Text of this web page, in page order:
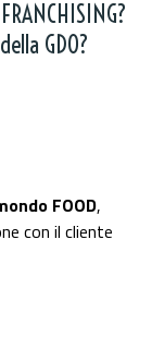
GDO?
FOOD,
con il cliente